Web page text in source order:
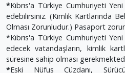
*Kıbrıs'a Türkiye Cumhuriyeti
edebilirsiniz. (Kimlik Kartlarında
Olması Zorunludur.) Pasaport
*Kıbrıs'a Türkiye Cumhuriyeti
edecek vatandaşların, kimlik
süresine sahip olması
*Eski Nüfus Cüzdanı,